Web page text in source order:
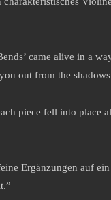
came alive in a
out from the
piece fell into
Ergänzungen auf